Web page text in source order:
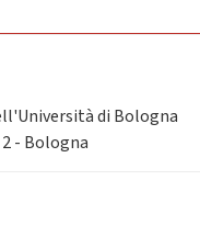
di Bologna
- Bologna